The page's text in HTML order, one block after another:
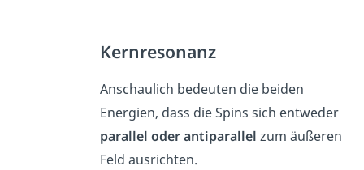
Kernresonanz
Anschaulich bedeuten die beiden
Energien, dass die Spins sich entweder
parallel oder antiparallel zum äußeren
Feld ausrichten.